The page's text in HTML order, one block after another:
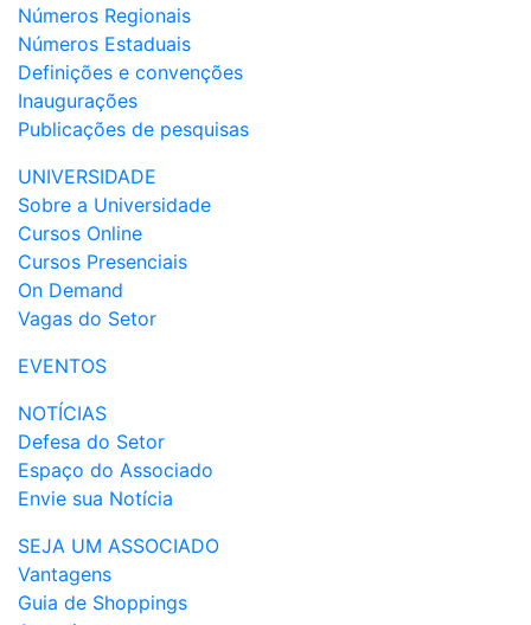
Números Regionais
Números Estaduais
Definições e convenções
Inaugurações
Publicações de pesquisas
UNIVERSIDADE
Sobre a Universidade
Cursos Online
Cursos Presenciais
On Demand
Vagas do Setor
EVENTOS
NOTÍCIAS
Defesa do Setor
Espaço do Associado
Envie sua Notícia
SEJA UM ASSOCIADO
Vantagens
Guia de Shoppings